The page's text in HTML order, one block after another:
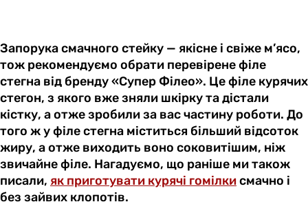
Запорука смачного стейку — якісне і свіже м’ясо,
тож рекомендуємо обрати перевірене філе
стегна від бренду «Супер Філео». Це філе курячих
стегон, з якого вже зняли шкірку та дістали
кістку, а отже зробили за вас частину роботи. До
того ж у філе стегна міститься більший відсоток
жиру, а отже виходить воно соковитішим, ніж
звичайне філе. Нагадуємо, що раніше ми також
писали, як приготувати курячі гомілкисмачно і
без зайвих клопотів.